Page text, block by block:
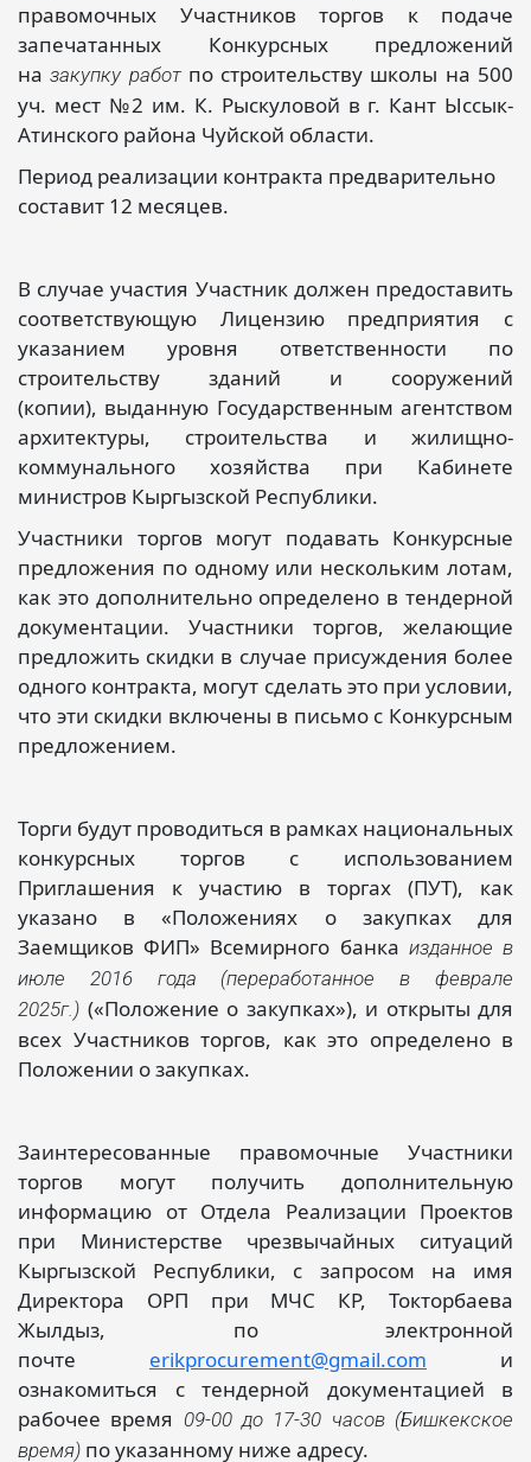
правомочных Участников торгов к подаче
запечатанных Конкурсных предложений
назакупку работ по строительству школы на 500
уч. мест №2 им. К. Рыскуловой в г. Кант Ыссык-
Атинского района Чуйской области.
Период реализации контракта предварительно
составит 12 месяцев.
В случае участия Участник должен предоставить
соответствующую Лицензию предприятия с
указанием уровня ответственности по
строительству зданий и сооружений
(копии), выданную Государственным агентством
архитектуры, строительства и жилищно-
коммунального хозяйства при Кабинете
министров Кыргызской Республики.
Участники торгов могут подавать Конкурсные
предложения по одному или нескольким лотам,
как это дополнительно определено в тендерной
документации. Участники торгов, желающие
предложить скидки в случае присуждения более
одного контракта, могут сделать это при условии,
что эти скидки включены в письмо с Конкурсным
предложением.
Торги будут проводиться в рамках национальных
конкурсных торгов с использованием
Приглашения к участию в торгах (ПУТ), как
указано в «Положениях о закупках для
Заемщиков ФИП» Всемирного банка изданное в
июле 2016 года (переработанное в феврале
2025г.) («Положение о закупках»), и открыты для
всех Участников торгов, как это определено в
Положении о закупках.
Заинтересованные правомочные Участники
торгов могут получить дополнительную
информацию от Отдела Реализации Проектов
при Министерстве чрезвычайных ситуаций
Кыргызской Республики, с запросом на имя
Директора ОРП при МЧС КР, Токторбаева
Жылдыз, по электронной
почте erikprocurement@gmail.com и
ознакомиться с тендерной документацией в
рабочее время 09-00 до 17-30 часов (Бишкекское
время) по указанному ниже адресу.